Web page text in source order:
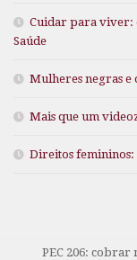
Cuidar para viver:
Saúde
Mulheres negras e
Mais que um
Direitos femininos:
PEC 206: cobrar